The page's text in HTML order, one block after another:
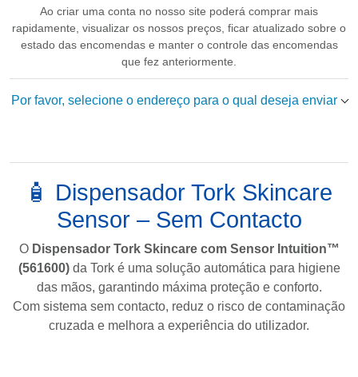
Ao criar uma conta no nosso site poderá comprar mais
rapidamente, visualizar os nossos preços, ficar atualizado sobre o
estado das encomendas e manter o controle das encomendas
que fez anteriormente.
Por favor, selecione o endereço para o qual deseja enviar
🧴 Dispensador Tork Skincare
Sensor – Sem Contacto
O Dispensador Tork Skincare com Sensor Intuition™
(561600)da Torké uma solução automática para higiene
das mãos, garantindo máxima proteção e conforto.
Com sistema sem contacto, reduz o risco de contaminação
cruzada e melhora a experiência do utilizador.